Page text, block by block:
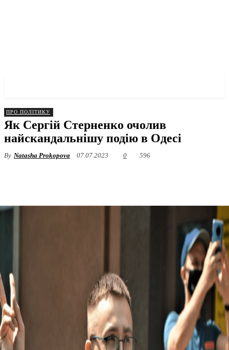
ПРО ПОЛІТИКУ
Як Сергій Стерненко очолив
найскандальнішу подію в Одесі
By Natasha Prokopova 07.07.2023 0 596